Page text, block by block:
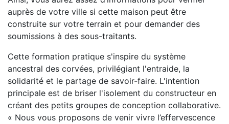
auprès de votre ville si cette maison peut être
construite sur votre terrain et pour demander des
soumissions à des sous-traitants.
Cette formation pratique s'inspire du système
ancestral des corvées, privilégiant l'entraide, la
solidarité et le partage de savoir-faire. L'intention
principale est de briser l'isolement du constructeur en
créant des petits groupes de conception collaborative.
« Nous vous proposons de venir vivre l’effervescence